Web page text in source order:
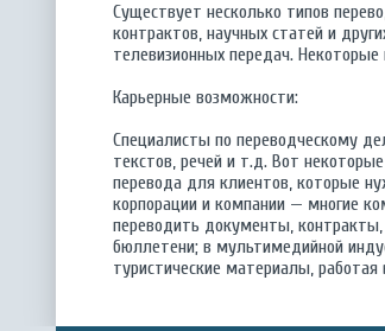
Существует несколько типов
контрактов, научных статей и
телевизионных передач.
Карьерные возможности:
Специалисты по переводческому
текстов, речей и т.д. Вот
перевода для клиентов, которые
корпорации и компании — многие
переводить документы, контракты,
бюллетени; в мультимедийной
туристические материалы, работая